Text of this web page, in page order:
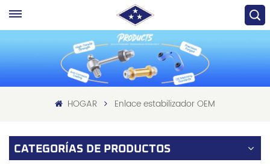
HOGAR Enlace estabilizador OEM
CATEGORÍAS DE PRODUCTOS